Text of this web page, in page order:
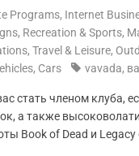
Programs, Internet
, Recreation & Sports,
, Travel & Leisure,
Cars vavada,
стать членом клуба,
а также
Book of Dead и